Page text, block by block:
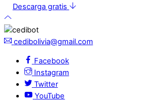
Descarga gratis
cedibolivia@gmail.com
Facebook
Instagram
Twitter
YouTube